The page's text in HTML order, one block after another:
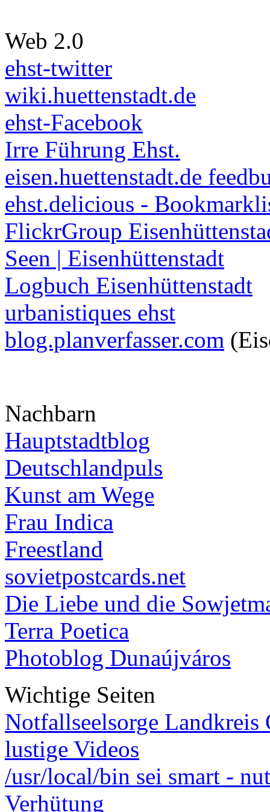
Web 2.0
ehst-twitter
wiki.huettenstadt.de
ehst-Facebook
Irre Führung Ehst.
eisen.huettenstadt.de
ehst.delicious -
FlickrGroup
Seen | Eisenhüttenstadt
Logbuch Eisenhüttenstadt
urbanistiques ehst
blog.planverfasser.com
Nachbarn
Hauptstadtblog
Deutschlandpuls
Kunst am Wege
Frau Indica
Freestland
sovietpostcards.net
Die Liebe und die
Terra Poetica
Photoblog Dunaújváros
Wichtige Seiten
Notfallseelsorge Landkreis
lustige Videos
/usr/local/bin sei smart -
Verhütung